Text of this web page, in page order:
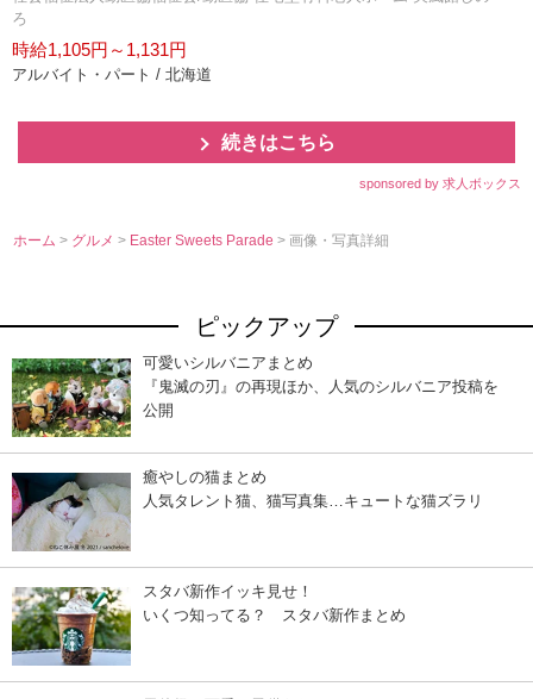
ろ
時給1,105円～1,131円
アルバイト・パート / 北海道
続きはこちら
sponsored by 求人ボックス
ホーム > グルメ> Easter Sweets Parade> 画像・写真詳細
ピックアップ
可愛いシルバニアまとめ
『鬼滅の刃』の再現ほか、人気のシルバニア投稿を
公開
癒やしの猫まとめ
人気タレント猫、猫写真集…キュートな猫ズラリ
スタバ新作イッキ見せ！
いくつ知ってる？ スタバ新作まとめ